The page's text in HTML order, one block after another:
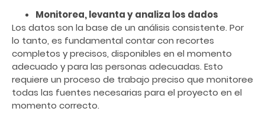
Monitorea, levanta y analiza los dados
Los datos son la base de un análisis consistente. Por
lo tanto, es fundamental contar con recortes
completos y precisos, disponibles en el momento
adecuado y para las personas adecuadas. Esto
requiere un proceso de trabajo preciso que monitoree
todas las fuentes necesarias para el proyecto en el
momento correcto.